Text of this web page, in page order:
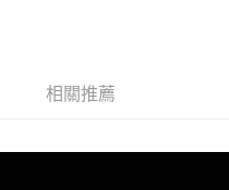
費
相關推薦